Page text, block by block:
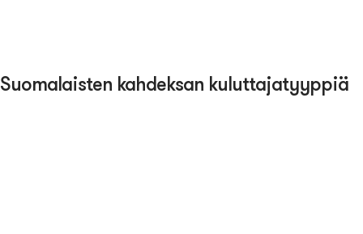
Suomalaisten kahdeksan kuluttajatyyppiä